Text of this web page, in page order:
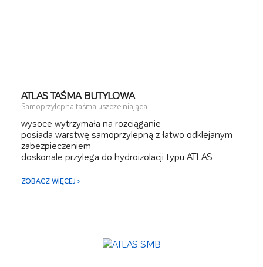
ATLAS TAŚMA BUTYLOWA
Samoprzylepna taśma uszczelniająca
wysoce wytrzymała na rozciąganie
posiada warstwę samoprzylepną z łatwo odklejanym
zabezpieczeniem
doskonale przylega do hydroizolacji typu ATLAS
ZOBACZ WIĘCEJ >